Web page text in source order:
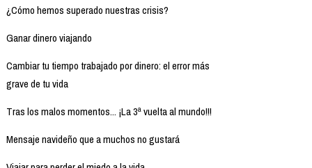
¿Cómo hemos superado nuestras crisis?
Ganar dinero viajando
Cambiar tu tiempo trabajado por dinero: el error más
grave de tu vida
Tras los malos momentos... ¡La 3ª vuelta al mundo!!!
Mensaje navideño que a muchos no gustará